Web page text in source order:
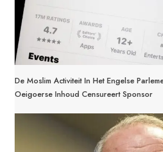
De Moslim Activiteit In Het Engelse
Oeigoerse Inhoud Censureert Sponsor